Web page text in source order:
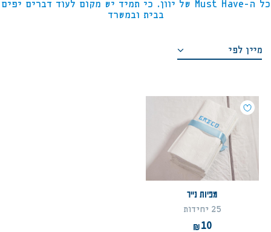
משתמש חדש/אורח
כל ה-Must Have של יוון. כי תמיד יש מקום לעוד דברים יפים
בבית ובמשרד
מיין לפי
מחיר מגבוה לנמוך
מחיר מנמוך לגבוה
סדר א-ב יורד
סדר א-ב עולה
מפיות נייר
25 יחידות
10